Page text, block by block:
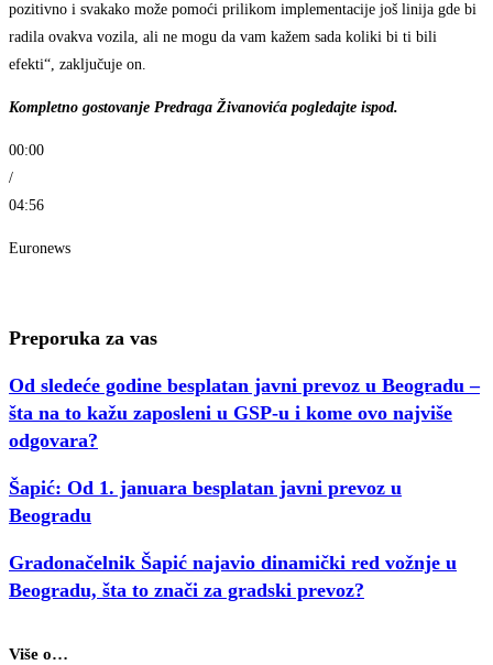
pozitivno i svakako može pomoći prilikom implementacije još linija gde bi
radila ovakva vozila, ali ne mogu da vam kažem sada koliki bi ti bili
efekti“, zaključuje on.
Kompletno gostovanje Predraga Živanovića pogledajte ispod.
00:00
/
04:56
Euronews
Preporuka za vas
Od sledeće godine besplatan javni prevoz u Beogradu –
šta na to kažu zaposleni u GSP-u i kome ovo najviše
odgovara?
Šapić: Od 1. januara besplatan javni prevoz u
Beogradu
Gradonačelnik Šapić najavio dinamički red vožnje u
Beogradu, šta to znači za gradski prevoz?
Više o…